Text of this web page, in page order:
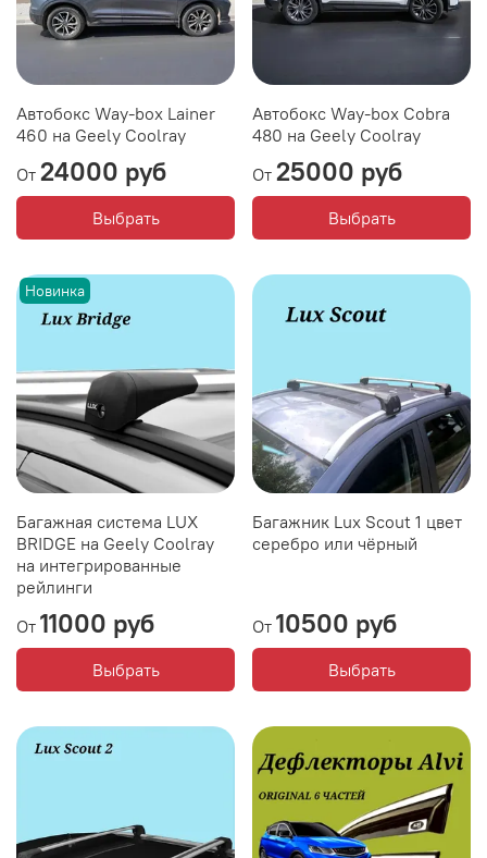
Автобокс Way-box Lainer
460 на Geely Coolray
От 24000 руб
Выбрать
Автобокс Way-box Cobra
480 на Geely Coolray
От 25000 руб
Выбрать
Новинка
Багажная система LUX
BRIDGE на Geely Coolray
на интегрированные
рейлинги
От 11000 руб
Выбрать
Багажник Lux Scout 1 цвет
серебро или чёрный
От 10500 руб
Выбрать